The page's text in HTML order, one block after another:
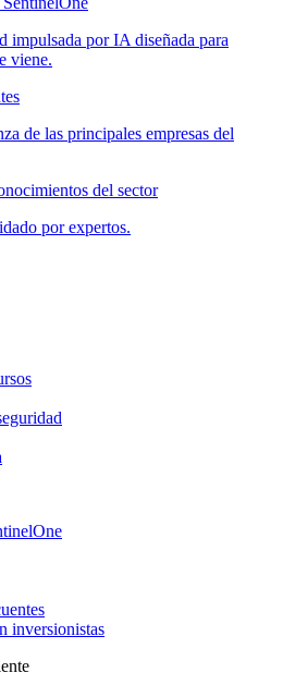
impulsada por IA diseñada para
viene.
de las principales empresas del
del sector
por expertos.
inversionistas